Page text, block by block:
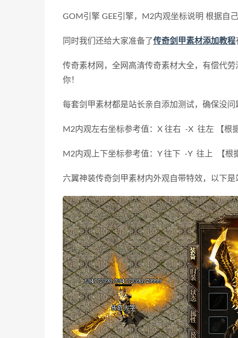
GOM引擎 GEE引擎，M2内观坐标说明 根据自
同时我们还给大家准备了传奇剑甲素材添加教程
传奇素材网，全网高清传奇素材大全，有偿代
你！
每套剑甲素材都是站长亲自添加测试，确保没
M2内观左右坐标参考值：X 往右 -X 往左 【根
M2内观上下坐标参考值：Y 往下 -Y 往上 【根
六翼神装传奇剑甲素材内外观自带特效，以下